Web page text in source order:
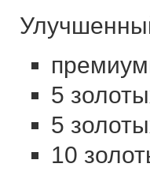
5
5
10